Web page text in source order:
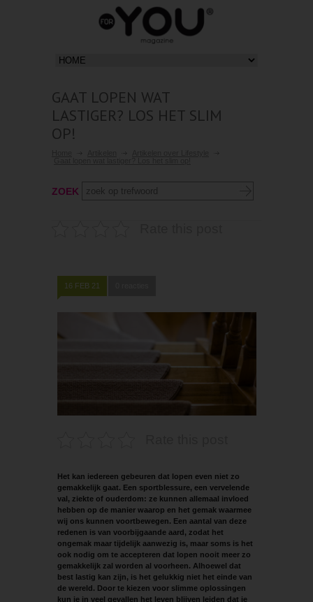
GAAT LOPEN WAT
LASTIGER? LOS HET SLIM
OP!
ZOEK
16 FEB 21
Het kan iedereen gebeuren dat lopen even niet zo
gemakkelijk gaat. Een sportblessure, een vervelende
val, ziekte of ouderdom: ze kunnen allemaal invloed
hebben op de manier waarop en het gemak waarmee
wij ons kunnen voortbewegen. Een aantal van deze
redenen is van voorbijgaande aard, zodat het
ongemak maar tijdelijk aanwezig is, maar soms is het
ook nodig om te accepteren dat lopen nooit meer zo
gemakkelijk zal worden al voorheen. Alhoewel dat
best lastig kan zijn, is het gelukkig niet het einde van
de wereld. Door te kiezen voor slimme oplossingen
kun je in veel gevallen het leven blijven leiden dat je